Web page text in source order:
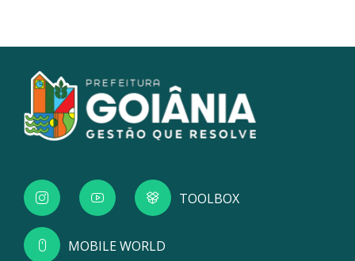
TOOLBOX
MOBILE WORLD